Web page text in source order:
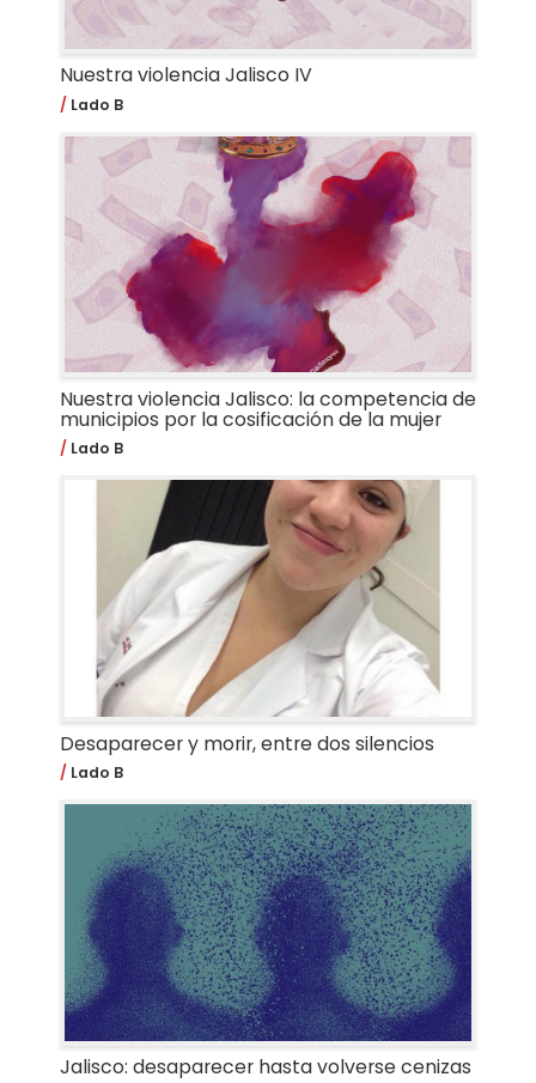
Nuestra violencia Jalisco IV
Lado B
Nuestra violencia Jalisco: la competencia de
municipios por la cosificación de la mujer
Lado B
Desaparecer y morir, entre dos silencios
Lado B
Jalisco: desaparecer hasta volverse cenizas